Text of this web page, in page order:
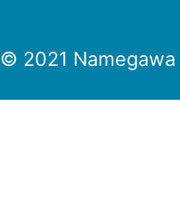
© 2021 Namegawa